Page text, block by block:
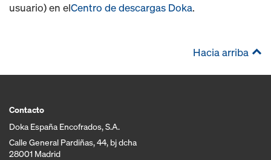
usuario) en elCentro de descargas Doka.
Hacia arriba
Contacto
Doka España Encofrados, S.A.
Calle General Pardiñas, 44, bj dcha
28001 Madrid